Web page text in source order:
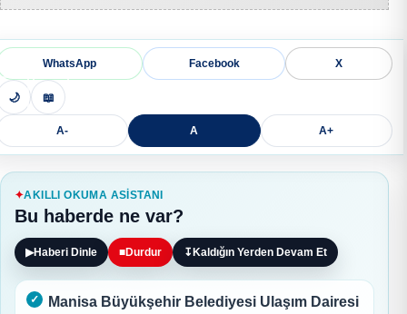
WhatsApp Facebook X
🌙 📖
A- A A+
AKILLI OKUMA ASISTANI
Bu haberde ne var?
▶Haberi Dinle ■Durdur ↧ Kaldığın Yerden Devam Et
Manisa Büyükşehir Belediyesi Ulaşım Dairesi